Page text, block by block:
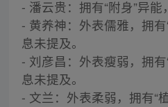
- 潘云贵：拥有“附身”异能
- 黄养神：外表儒雅，拥
息未提及。
- 刘彦昌：外表瘦弱，拥
息未提及。
- 文兰：外表柔弱，拥有“